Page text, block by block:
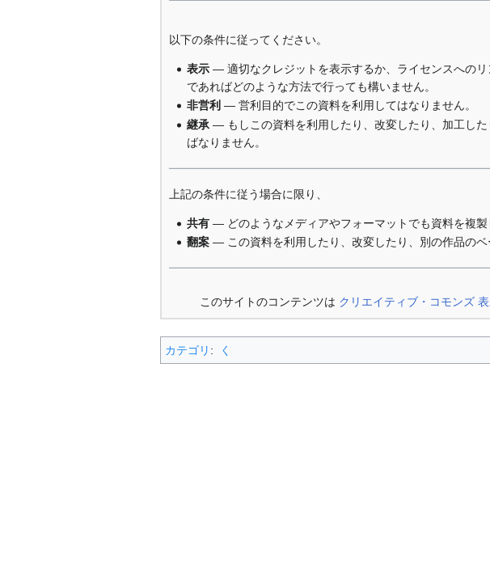
以下の条件に従ってください。
表示 — 適切なクレジットを表示するか、ライセンスへの
であればどのような方法で行っても構いません。
非営利 — 営利目的でこの資料を利用してはなりません。
継承 — もしこの資料を利用したり、改変したり、加工し
ばなりません。
上記の条件に従う場合に限り、
共有 — どのようなメディアやフォーマットでも資料を複製
翻案 — この資料を利用したり、改変したり、別の作品のベ
このサイトのコンテンツは クリエイティブ・コモンズ
カテゴリ : く